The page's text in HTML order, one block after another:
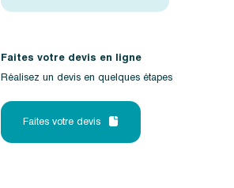
Faites votre devis en ligne
Réalisez un devis en quelques étapes
Faites votre devis